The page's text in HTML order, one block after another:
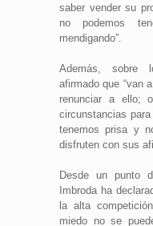
saber vender su
no podemos
mendigando”.
Además, sobre
afirmado que “van
renunciar a ello;
circunstancias
tenemos prisa y
disfruten con sus
Desde un punto
Imbroda ha
la alta
miedo no se